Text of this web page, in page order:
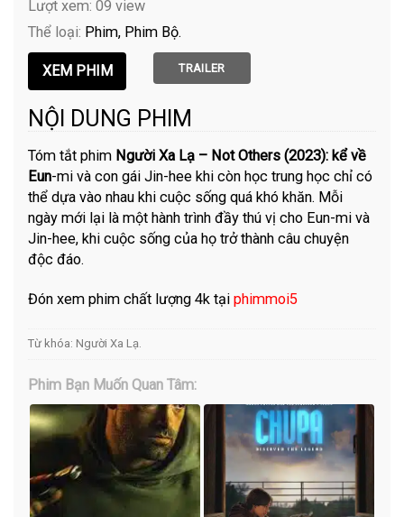
Lượt xem: 09 view
Thể loại: Phim Phim Bộ
TRAILER
NỘI DUNG PHIM
Tóm tắt phim Người Xa Lạ – Not Others (2023): kể về
Eun-mi và con gái Jin-hee khi còn học trung học chỉ có
thể dựa vào nhau khi cuộc sống quá khó khăn. Mỗi
ngày mới lại là một hành trình đầy thú vị cho Eun-mi và
Jin-hee, khi cuộc sống của họ trở thành câu chuyện
độc đáo.
Đón xem phim chất lượng 4k tạiphimmoi5
Từ khóa: Người Xa Lạ
Phim Bạn Muốn Quan Tâm: